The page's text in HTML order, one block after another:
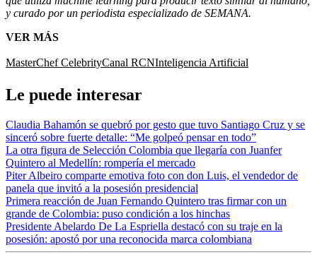
y curado por un periodista especializado de SEMANA.
VER MÁS
MasterChef CelebrityCanal RCNInteligencia Artificial
Le puede interesar
Claudia Bahamón se quebró por gesto que tuvo Santiago Cruz y se
sinceró sobre fuerte detalle: “Me golpeó pensar en todo”
La otra figura de Selección Colombia que llegaría con Juanfer
Quintero al Medellín: rompería el mercado
Piter Albeiro comparte emotiva foto con don Luis, el vendedor de
panela que invitó a la posesión presidencial
Primera reacción de Juan Fernando Quintero tras firmar con un
grande de Colombia: puso condición a los hinchas
Presidente Abelardo De La Espriella destacó con su traje en la
posesión: apostó por una reconocida marca colombiana